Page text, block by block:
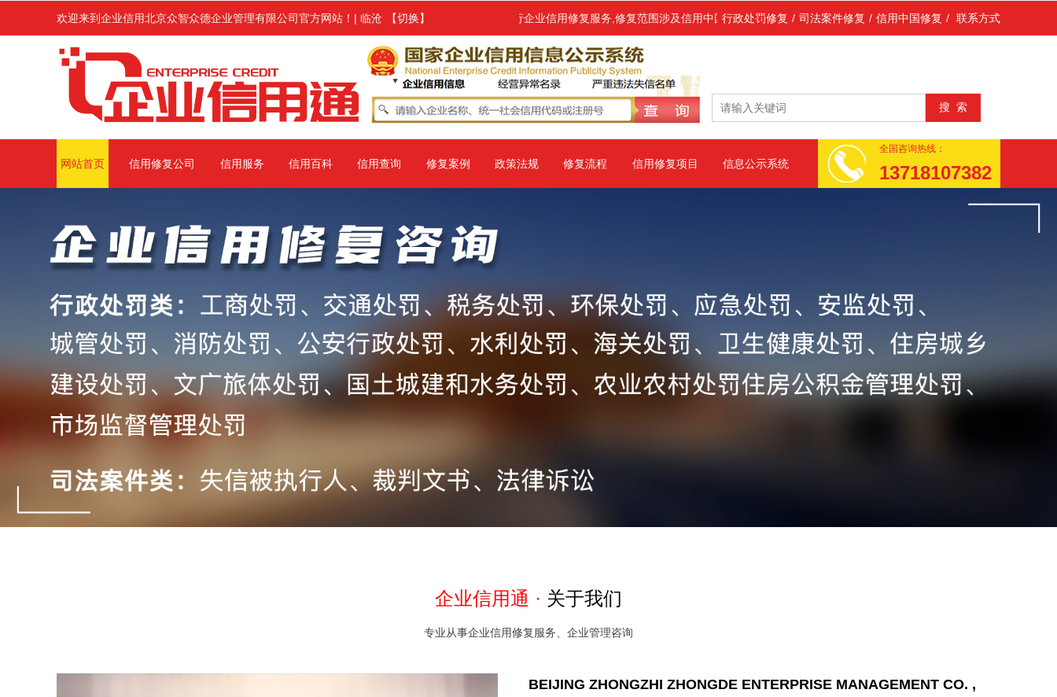
欢迎来到企业信用北京众智众德企业管理有限公司官方网站！ | 临沧 【切换】
在生产经营过程中受到上级主管部门行政处罚或环保处罚的各类企业进行企业信用修复服务,修复范围涉及信用中国、信用地方(主要指省级网站、地市级网站)、国家企业信用信息公示系统(简
行政处罚修复 / 司法案件修复 / 信用中国修复 / 联系方式
网站首页 信用修复公司 信用服务 信用百科 信用查询 修复案例 政策法规 修复流程 信用修复项目 信息公示系统
全国咨询热线：
13718107382
企业信用通 · 关于我们
专业从事企业信用修复服务、企业管理咨询
BEIJING ZHONGZHI ZHONGDE ENTERPRISE MANAGEMENT CO. ,